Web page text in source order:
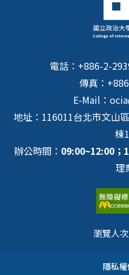
電話：+886-2-
傳真：
E-Mail：
地址：116011台北市文山
棟
辦公時間： 09:00~12:00；
理
瀏覽人次
隱私